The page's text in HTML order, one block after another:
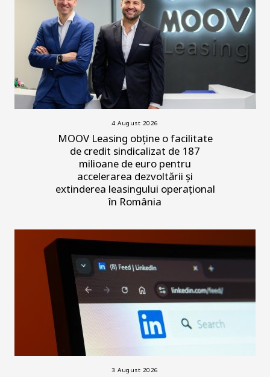
4 August 2026
MOOV Leasing obține o facilitate
de credit sindicalizat de 187
milioane de euro pentru
accelerarea dezvoltării și
extinderea leasingului operațional
în România
3 August 2026